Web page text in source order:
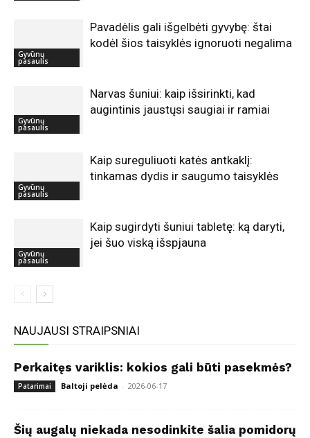
Gyvūnų
pasaulis
Pavadėlis gali išgelbėti gyvybę: štai
kodėl šios taisyklės ignoruoti negalima
Gyvūnų
pasaulis
Narvas šuniui: kaip išsirinkti, kad
augintinis jaustųsi saugiai ir ramiai
Gyvūnų
pasaulis
Kaip sureguliuoti katės antkaklį:
tinkamas dydis ir saugumo taisyklės
Gyvūnų
pasaulis
Kaip sugirdyti šuniui tabletę: ką daryti,
jei šuo viską išspjauna
NAUJAUSI STRAIPSNIAI
Perkaitęs variklis: kokios gali būti pasekmės?
Patarimai Baltoji pelėda - 2026-06-17
Šių augalų niekada nesodinkite šalia pomidorų